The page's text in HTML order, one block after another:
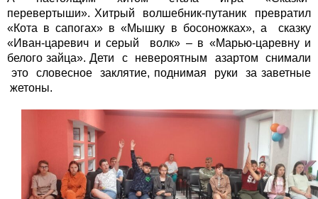
перевертыши». Хитрый волшебник-путаник превратил
«Кота в сапогах» в «Мышку в босоножках», а сказку
«Иван-царевич и серый волк» – в «Марью-царевну и
белого зайца». Дети с невероятным азартом снимали
это словесное заклятие, поднимая руки за заветные
жетоны.